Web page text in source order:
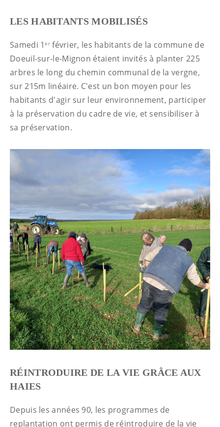
LES HABITANTS MOBILISÉS
Samedi 1erfévrier, les habitants de la commune de
Doeuil-sur-le-Mignon étaient invités à planter 225
arbres le long du chemin communal de la vergne,
sur 215m linéaire. C'est un bon moyen pour les
habitants d'agir sur leur environnement, participer
à la préservation du cadre de vie, et sensibiliser à
sa préservation.
RÉINTRODUIRE DE LA VIE GRÂCE AUX
HAIES
Depuis les années 90, les programmes de
replantation ont permis de réintroduire de la vie